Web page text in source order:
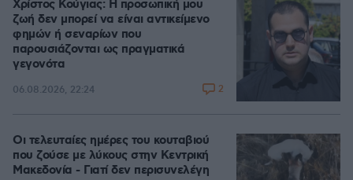
Χρίστος Κούγιας: Η προσωπική μου
ζωή δεν μπορεί να είναι αντικείμενο
φημών ή σεναρίων που
παρουσιάζονται ως πραγματικά
γεγονότα
06.08.2026, 22:24 2
Οι τελευταίες ημέρες του κουταβιού
που ζούσε με λύκους στην Κεντρική
Μακεδονία - Γιατί δεν περισυνελέγη